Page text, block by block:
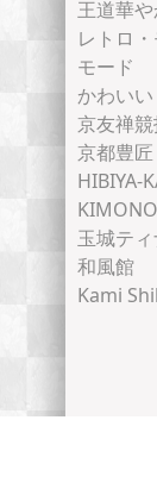
王道華
レトロ
モード
かわいい
京友禅
京都豊
HIBIYA-
玉城テ
和風館
Kami